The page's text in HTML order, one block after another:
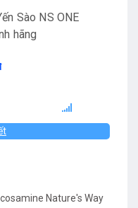
Sào NS ONE
hãng